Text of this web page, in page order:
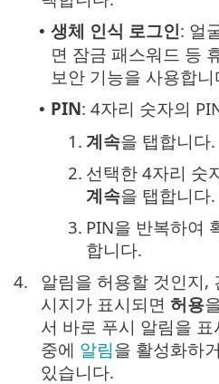
• 생체 인식 로그인: 얼
면 잠금 패스워드 등
보안 기능을 사용합니
• PIN: 4자리 숫자의
1. 계속을 탭합니다.
2. 선택한 4자리 숫
계속을 탭합니다.
3. PIN을 반복하여
합니다.
4.
알림을 허용할 것인지,
시지가 표시되면 허용
서 바로 푸시 알림을
중에 알림을 활성화하
있습니다.